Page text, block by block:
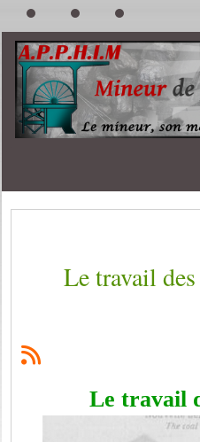
Le travail
Le travail